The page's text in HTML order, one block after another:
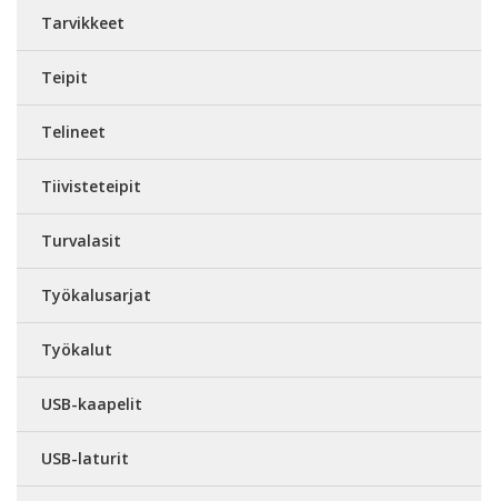
Tarvikkeet
Teipit
Telineet
Tiivisteteipit
Turvalasit
Työkalusarjat
Työkalut
USB-kaapelit
USB-laturit